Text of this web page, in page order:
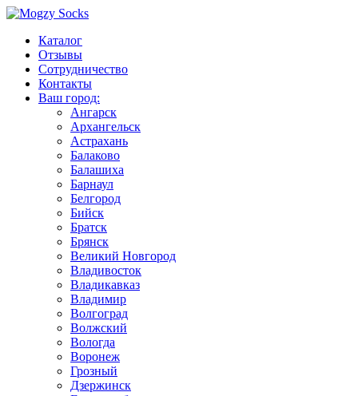
Каталог
Отзывы
Сотрудничество
Контакты
Ваш город:
Ангарск
Архангельск
Астрахань
Балаково
Балашиха
Барнаул
Белгород
Бийск
Братск
Брянск
Великий Новгород
Владивосток
Владикавказ
Владимир
Волгоград
Волжский
Вологда
Воронеж
Грозный
Дзержинск